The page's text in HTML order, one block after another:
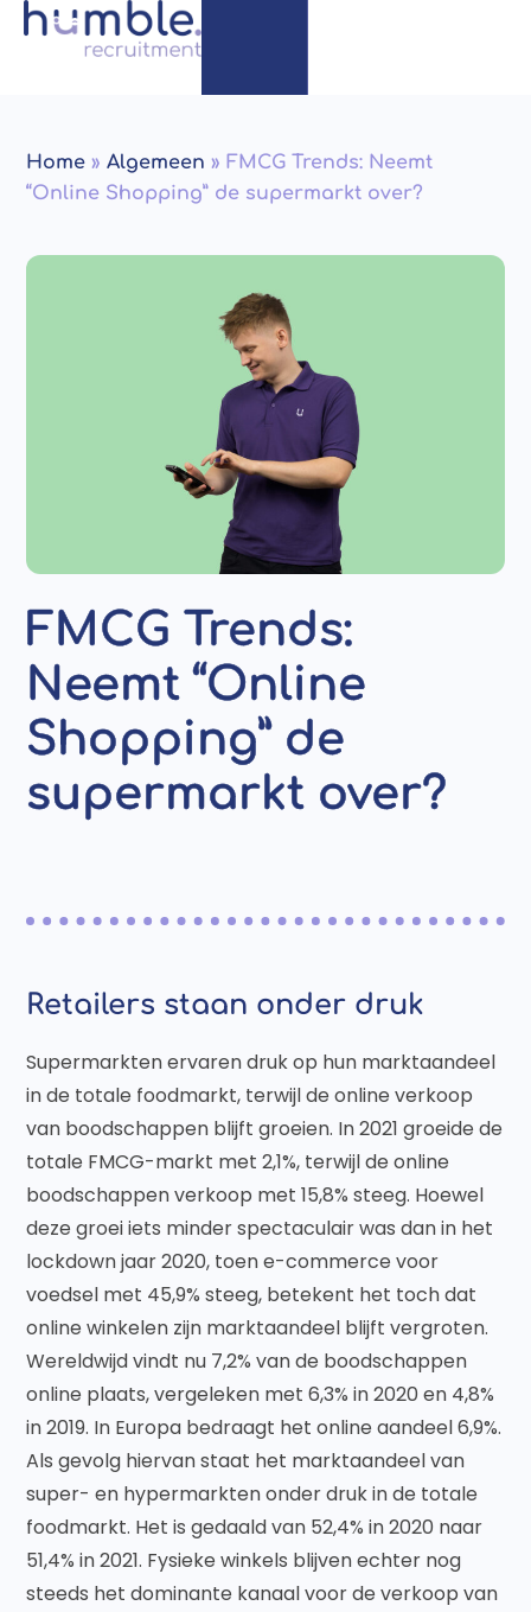
Home »Algemeen » FMCG Trends: Neemt
“Online Shopping” de supermarkt over?
FMCG Trends:
Neemt “Online
Shopping” de
supermarkt over?
Retailers staan onder druk
Supermarkten ervaren druk op hun marktaandeel
in de totale foodmarkt, terwijl de online verkoop
van boodschappen blijft groeien. In 2021 groeide de
totale FMCG-markt met 2,1%, terwijl de online
boodschappen verkoop met 15,8% steeg. Hoewel
deze groei iets minder spectaculair was dan in het
lockdown jaar 2020, toen e-commerce voor
voedsel met 45,9% steeg, betekent het toch dat
online winkelen zijn marktaandeel blijft vergroten.
Wereldwijd vindt nu 7,2% van de boodschappen
online plaats, vergeleken met 6,3% in 2020 en 4,8%
in 2019. In Europa bedraagt het online aandeel 6,9%.
Als gevolg hiervan staat het marktaandeel van
super- en hypermarkten onder druk in de totale
foodmarkt. Het is gedaald van 52,4% in 2020 naar
51,4% in 2021. Fysieke winkels blijven echter nog
steeds het dominante kanaal voor de verkoop van